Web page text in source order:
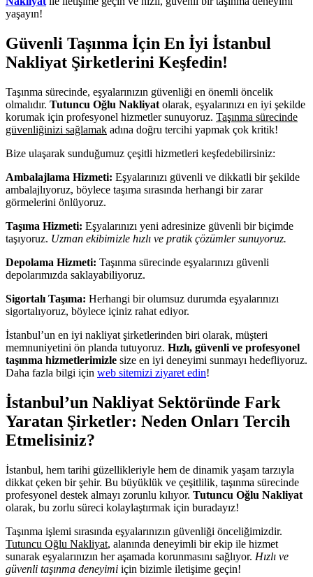
yaşayın!
Güvenli Taşınma İçin En İyi İstanbul
Nakliyat Şirketlerini Keşfedin!
Taşınma sürecinde, eşyalarınızın güvenliği en önemli öncelik
olmalıdır. Tutuncu Oğlu Nakliyat olarak, eşyalarınızı en iyi şekilde
korumak için profesyonel hizmetler sunuyoruz. Taşınma sürecinde
güvenliğinizi sağlamak adına doğru tercihi yapmak çok kritik!
Bize ulaşarak sunduğumuz çeşitli hizmetleri keşfedebilirsiniz:
Ambalajlama Hizmeti: Eşyalarınızı güvenli ve dikkatli bir şekilde
ambalajlıyoruz, böylece taşıma sırasında herhangi bir zarar
görmelerini önlüyoruz.
Taşıma Hizmeti: Eşyalarınızı yeni adresinize güvenli bir biçimde
taşıyoruz. Uzman ekibimizle hızlı ve pratik çözümler sunuyoruz.
Depolama Hizmeti: Taşınma sürecinde eşyalarınızı güvenli
depolarımızda saklayabiliyoruz.
Sigortalı Taşıma: Herhangi bir olumsuz durumda eşyalarınızı
sigortalıyoruz, böylece içiniz rahat ediyor.
İstanbul’un en iyi nakliyat şirketlerinden biri olarak, müşteri
memnuniyetini ön planda tutuyoruz. Hızlı, güvenli ve profesyonel
taşınma hizmetlerimizle size en iyi deneyimi sunmayı hedefliyoruz.
Daha fazla bilgi için web sitemizi ziyaret edin!
İstanbul’un Nakliyat Sektöründe Fark
Yaratan Şirketler: Neden Onları Tercih
Etmelisiniz?
İstanbul, hem tarihi güzellikleriyle hem de dinamik yaşam tarzıyla
dikkat çeken bir şehir. Bu büyüklük ve çeşitlilik, taşınma sürecinde
profesyonel destek almayı zorunlu kılıyor. Tutuncu Oğlu Nakliyat
olarak, bu zorlu süreci kolaylaştırmak için buradayız!
Taşınma işlemi sırasında eşyalarınızın güvenliği önceliğimizdir.
Tutuncu Oğlu Nakliyat, alanında deneyimli bir ekip ile hizmet
sunarak eşyalarınızın her aşamada korunmasını sağlıyor. Hızlı ve
güvenli taşınma deneyimi için bizimle iletişime geçin!